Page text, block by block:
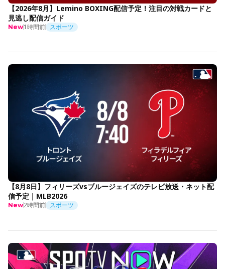
【2026年8月】Lemino BOXING配信予定！注目の対戦カードと
見逃し配信ガイド
New1時間前 スポーツ
【8月8日】フィリーズvsブルージェイズのテレビ放送・ネット配
信予定｜MLB2026
New2時間前 スポーツ